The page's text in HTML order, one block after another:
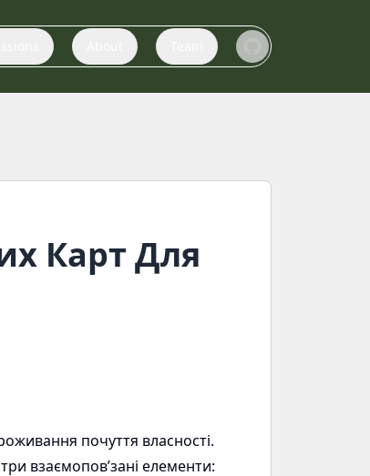
Карт Для
почуття власності.
взаємопов’зані елементи: